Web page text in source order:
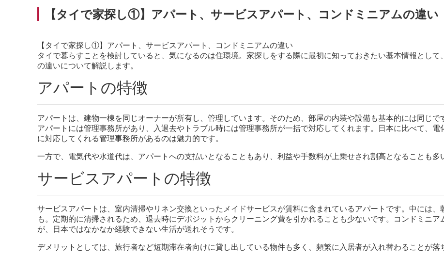
【タイで家探し①】アパート、サービスアパート、コンドミニアムの違い
【タイで家探し①】アパート、サービスアパート、
コンドミニアムの違い
タイで暮らすことを検討していると、気になるのは住環境。 家探しをする際に最初に知っておきたい基本情報として、
の違いについて解説します。
アパートの特徴
アパートは、建物一棟を同じオーナーが所有し、管理しています。 そのため、部屋の内装や設備も基本的には同じで
アパートには管理事務所があり、
入退去やトラブル時には管理事務所が一括で対応してくれます。 日本に比べて、電
に対応してくれる管理事務所があるのは魅力的です。
一方で、電気代や水道代は、 アパートへの支払いとなることもあり、 利益や手数料が上乗せされ割高となることも多
サービスアパートの特徴
サービスアパートは、 室内清掃やリネン交換といったメイドサービスが賃料に含まれているアパートです。中には、
も。 定期的に清掃されるため、 退去時にデポジットからクリーニング費を引かれることも少ないです。コンドミニア
が、
日本ではなかなか経験できない生活が送れそうです。
デメリットとしては、 旅行者など短期滞在者向けに貸し出している物件も多く、 頻繁に入居者が入れ替わることが落